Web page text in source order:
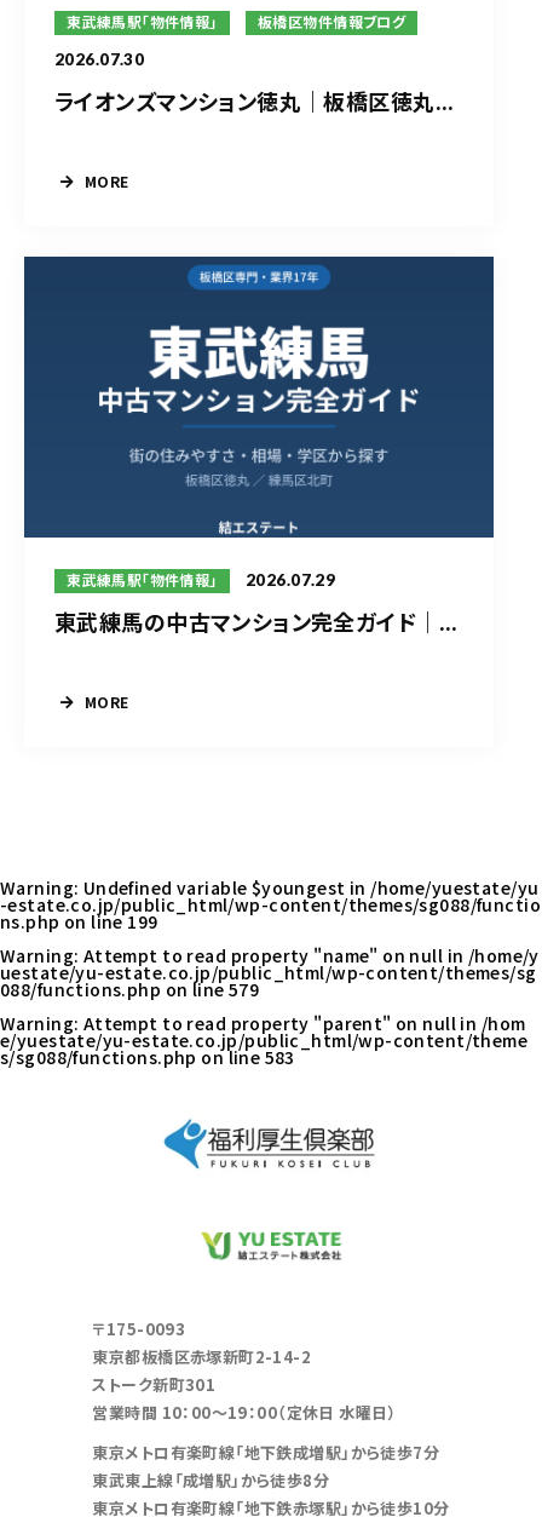
東武練馬駅「物件情報」 板橋区物件情報ブログ
2026.07.30
ライオンズマンション徳丸｜板橋区徳丸...
MORE
東武練馬駅「物件情報」 2026.07.29
東武練馬の中古マンション完全ガイド｜...
MORE
Warning: Undefined variable $youngest in /home/yuestate/yu
-estate.co.jp/public_html/wp-content/themes/sg088/functio
ns.php on line199
Warning: Attempt to read property "name" on null in /home/y
uestate/yu-estate.co.jp/public_html/wp-content/themes/sg
088/functions.php on line 579
Warning: Attempt to read property "parent" on null in /hom
e/yuestate/yu-estate.co.jp/public_html/wp-content/theme
s/sg088/functions.php on line 583
〒175-0093
東京都板橋区赤塚新町2-14-2
ストーク新町301
営業時間 10：00～19：00（定休日 水曜日）
東京メトロ有楽町線「地下鉄成増駅」から徒歩7分
東武東上線「成増駅」から徒歩8分
東京メトロ有楽町線「地下鉄赤塚駅」から徒歩10分